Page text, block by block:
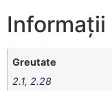
Greutate
2.1, 2.28